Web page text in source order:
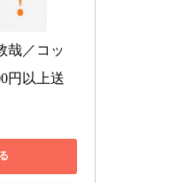
哉／コッ
円以上送